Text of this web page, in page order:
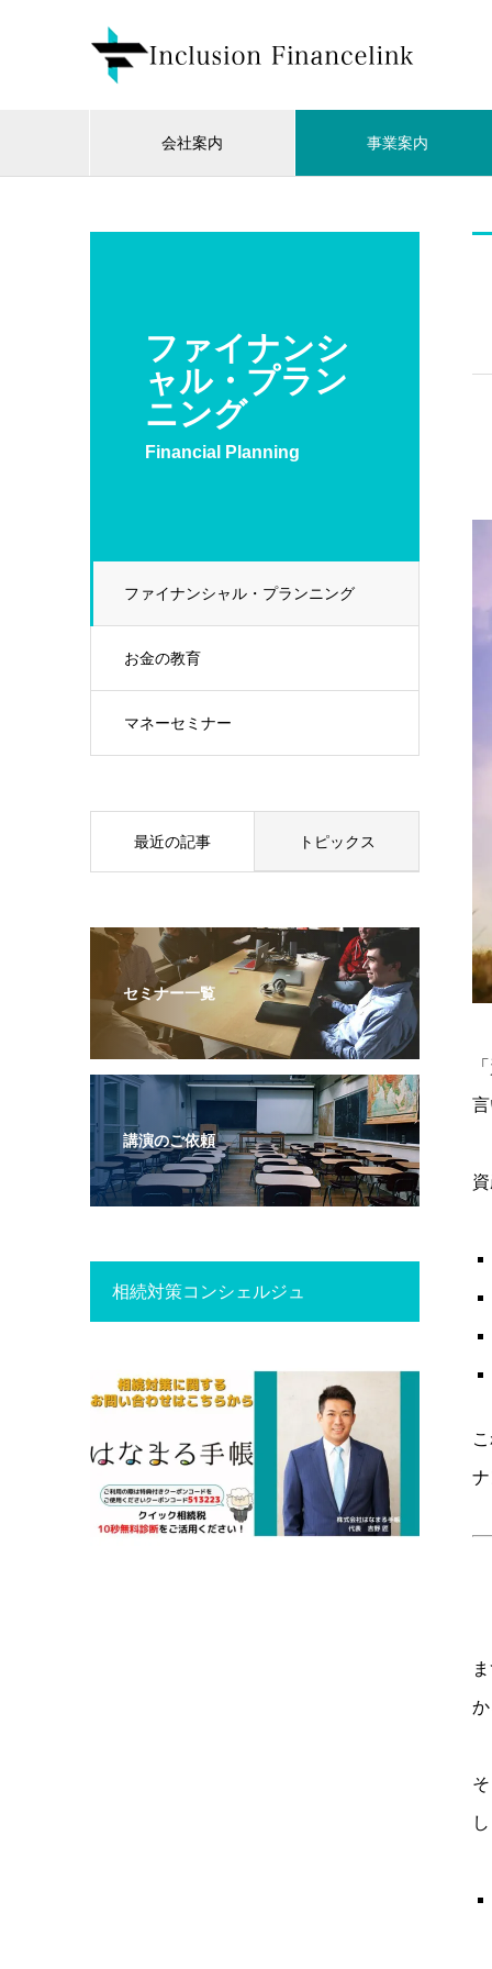
会社案内 事業案内
ファイナンシ
ャル・プラン
ニング
Financial Planning
ファイナンシャル・プランニング
お金の教育
マネーセミナー
言
最近の記事 トピックス
セミナー一覧
講演のご依頼
相続対策コンシェルジュ